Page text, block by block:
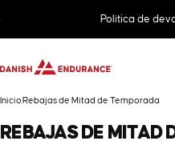
Política de
DANISH ENDURANCE
Inicio Rebajas de Mitad de Temporada
REBAJAS DE MITAD